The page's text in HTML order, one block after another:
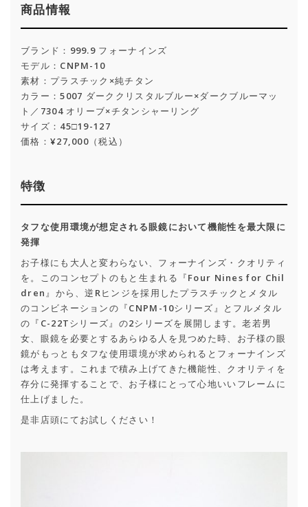
商品情報
ブランド：999.9 フォーナインズ
モデル：CNPM-10
素材：プラスチック×純チタン
カラー：5007 ダーククリスタルブルー×ダークブルーマッ
ト／7304 オリーブ×チタンシャーリング
サイズ：45□19-127
価格：¥27,000（税込）
特徴
タフな使用環境が想定される眼鏡において機能性を最大限に
発揮
お子様にも大人と変わらない、フォーナインズ・クオリティ
を。このコンセプトのもと生まれる『Four Nines for Chil
dren』から、逆Rヒンジを採用したプラスチックとメタル
のコンビネーションの『CNPM-10シリーズ』とフルメタル
の『C-22Tシリーズ』の2シリーズを展開します。老若男
女、眼鏡を必要とするあらゆる人を見つめた時、お子様の眼
鏡がもっともタフな使用環境が求められるとフォーナインズ
は考えます。これまで積み上げてきた機能性、クオリティを
存分に発揮することで、お子様にとって心地いいフレームに
仕上げました。
是非店頭にてお試しください！